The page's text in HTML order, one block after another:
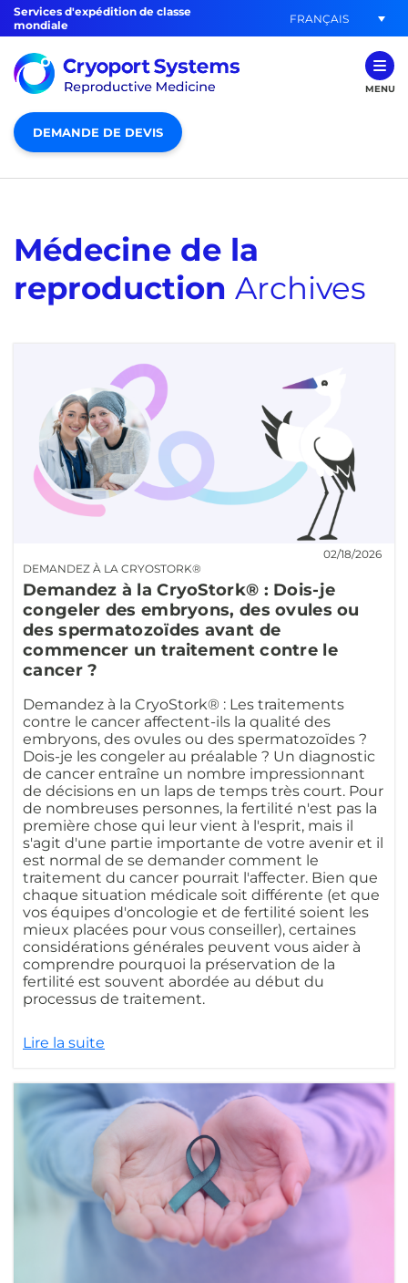
Services d'expédition de classe
mondiale
FRANÇAIS
MENU
DEMANDE DE DEVIS
Médecine de la
reproduction Archives
DEMANDEZ À LA CRYOSTORK®
02/18/2026
Demandez à la CryoStork® : Dois-je
congeler des embryons, des ovules ou
des spermatozoïdes avant de
commencer un traitement contre le
cancer ?
Demandez à la CryoStork® : Les traitements
contre le cancer affectent-ils la qualité des
embryons, des ovules ou des spermatozoïdes ?
Dois-je les congeler au préalable ? Un diagnostic
de cancer entraîne un nombre impressionnant
de décisions en un laps de temps très court. Pour
de nombreuses personnes, la fertilité n'est pas la
première chose qui leur vient à l'esprit, mais il
s'agit d'une partie importante de votre avenir et il
est normal de se demander comment le
traitement du cancer pourrait l'affecter. Bien que
chaque situation médicale soit différente (et que
vos équipes d'oncologie et de fertilité soient les
mieux placées pour vous conseiller), certaines
considérations générales peuvent vous aider à
comprendre pourquoi la préservation de la
fertilité est souvent abordée au début du
processus de traitement.
Lire la suite